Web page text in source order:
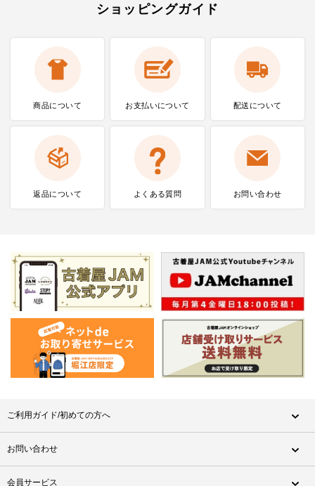
ショッピングガイド
商品について お支払いについて 配送について
返品について よくある質問 お問い合わせ
ご利用ガイド/初めての方へ
お問い合わせ
会員サービス